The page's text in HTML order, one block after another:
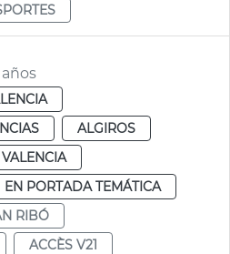
ALGIROS
VALENCIA
EN PORTADA TEMÁTICA
RIBÓ
ACCÈS V21